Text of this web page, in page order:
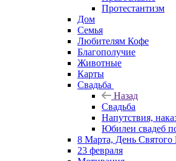
Протестантизм
Дом
Семья
Любителям Кофе
Благополучие
Животные
Карты
Свадьба
Назад
Свадьба
Напутствия,
Юбилеи свадеб
8 Марта, День Святого
23 февраля